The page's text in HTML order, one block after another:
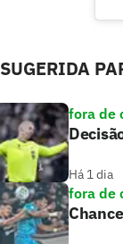
SUGERIDA
fora de
Há 1 dia
fora de